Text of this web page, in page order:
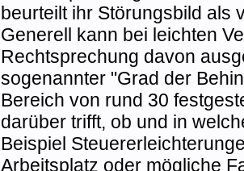
beurteilt ihr Störungsbild als
Generell kann bei leichten
Rechtsprechung davon
sogenannter "Grad der
Bereich von rund 30
darüber trifft, ob und in
Beispiel
Arbeitsplatz oder mögliche